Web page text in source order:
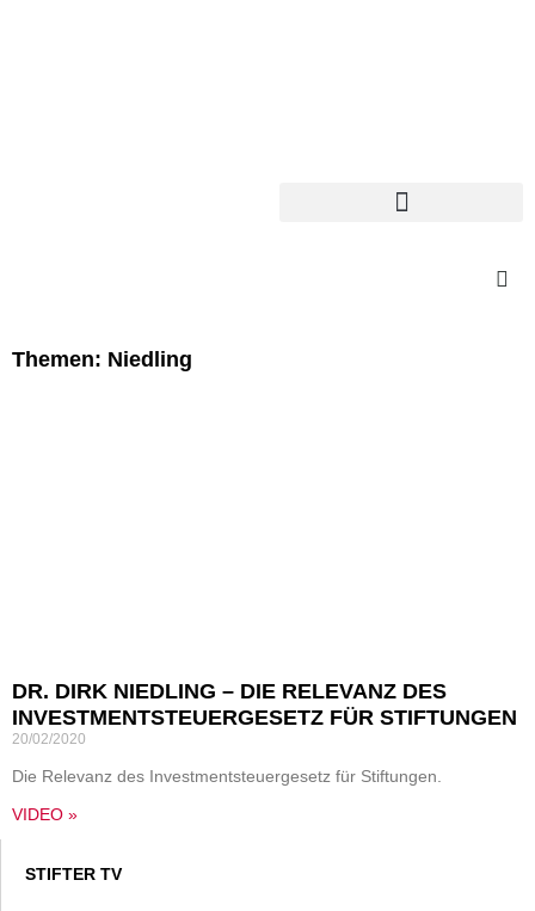
Themen: Niedling
DR. DIRK NIEDLING – DIE RELEVANZ DES
INVESTMENTSTEUERGESETZ FÜR STIFTUNGEN
20/02/2020
Die Relevanz des Investmentsteuergesetz für Stiftungen.
VIDEO »
STIFTER TV